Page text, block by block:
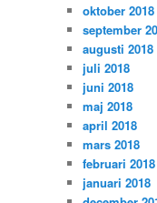
oktober 2018
september
augusti 2018
juli 2018
juni 2018
maj 2018
april 2018
mars 2018
februari 2018
januari 2018